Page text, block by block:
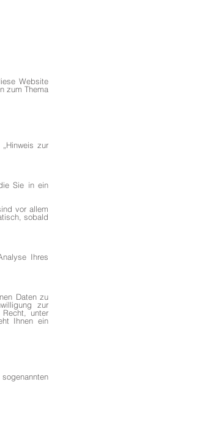
Website
zum Thema
zur
Sie in ein
vor allem
sobald
Ihres
Daten zu
zur
unter
Ihnen ein